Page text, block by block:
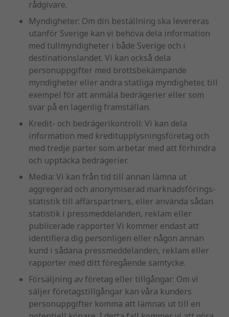
rådgivare.
Myndigheter: Om din beställning ska levereras
utanför Sverige kan vi behöva dela information
med tullmyndigheter i både Sverige och i
destinationslandet. Vi kan också dela
personuppgifter med brottsbekämpande
myndigheter eller andra statliga myndigheter, till
exempel för att anmäla bedrägerier eller som
svar på en lagenlig framställan.
Kredit- och bedrägerikontroll: Vi kan dela
information med kreditupplysningsföretag och
med tredje parter som arbetar med att förhindra
och upptäcka bedrägerier.
Media: Vi kan från tid till annan lämna ut
aggregerad och anonymiserad marknadsförings-
statistik till affärspartners, eller använda sådan
statistik i pressmeddelanden, reklam eller
publicerade rapporter. Vi kommer endast att
identifiera dig personligen eller någon annan
kund i sådana pressmeddelanden, reklam eller
rapporter med ditt föregående samtycke.
Försäljning av företag eller tillgångar: Om vi
säljer företagstillgångar kan våra kunders
personuppgifter komma att lämnas ut till en